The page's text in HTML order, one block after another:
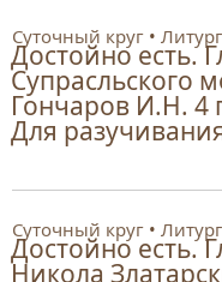
Суточный круг
Достойно есть.
Супрасльского
Гончаров И.Н. 4
Для
Суточный круг
Достойно есть.
Никола